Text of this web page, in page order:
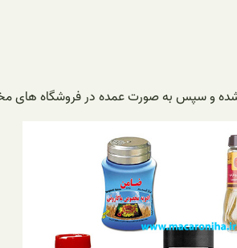
شده و سپس به صورت عمده در فروشگاه های